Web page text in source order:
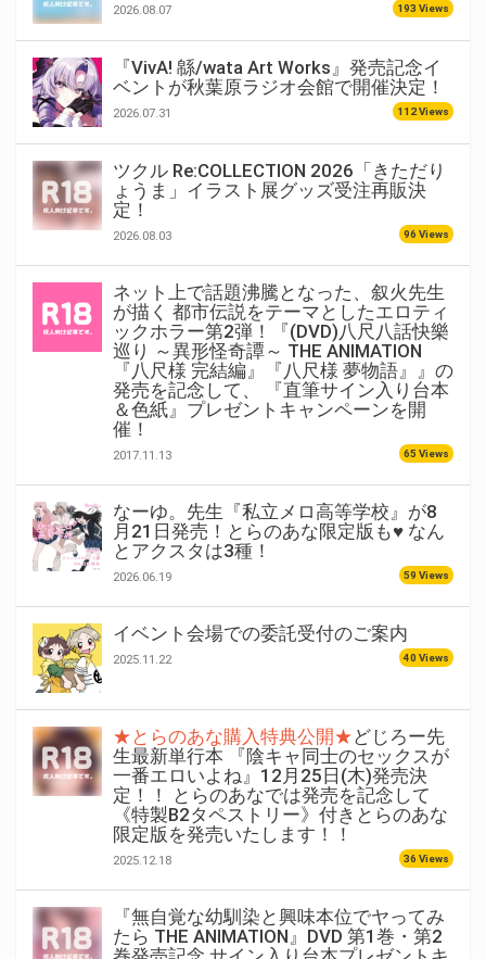
2026.08.07 193 Views
『VivA! 緜/wata Art Works』発売記念イ
ベントが秋葉原ラジオ会館で開催決定！
2026.07.31 112 Views
ツクル Re:COLLECTION 2026「きただり
ょうま」イラスト展グッズ受注再販決
定！
2026.08.03 96 Views
ネット上で話題沸騰となった、叙火先生
が描く 都市伝説をテーマとしたエロティ
ックホラー第2弾！『(DVD)八尺八話快樂
巡り ～異形怪奇譚～ THE ANIMATION
『八尺様 完結編』『八尺様 夢物語』』の
発売を記念して、 『直筆サイン入り台本
＆色紙』プレゼントキャンペーンを開
催！
2017.11.13 65 Views
なーゆ。先生『私立メロ高等学校』が8
月21日発売！とらのあな限定版も♥ なん
とアクスタは3種！
2026.06.19 59 Views
イベント会場での委託受付のご案内
2025.11.22 40 Views
★とらのあな購入特典公開★どじろー先
生最新単行本 『陰キャ同士のセックスが
一番エロいよね』12月25日(木)発売決
定！！ とらのあなでは発売を記念して
《特製B2タペストリー》付きとらのあな
限定版を発売いたします！！
2025.12.18 36 Views
『無自覚な幼馴染と興味本位でヤってみ
たら THE ANIMATION』DVD 第1巻・第2